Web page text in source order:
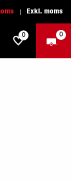
Exkl. moms
0 0